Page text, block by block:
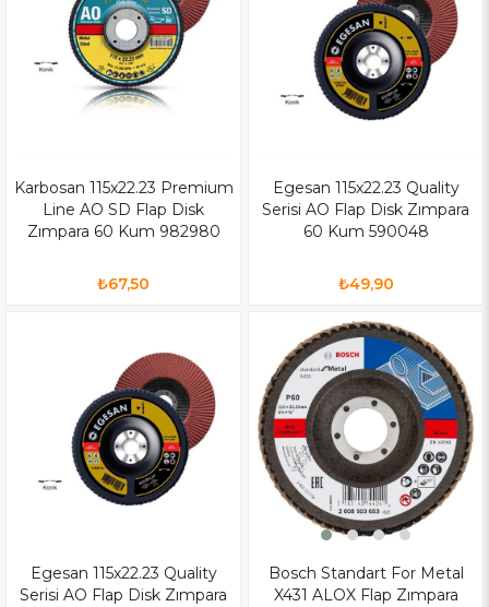
Karbosan 115x22.23 Premium
Line AO SD Flap Disk
Zımpara 60 Kum 982980
₺67,50
Egesan 115x22.23 Quality
Serisi AO Flap Disk Zımpara
60 Kum 590048
₺49,90
Egesan 115x22.23 Quality
Serisi AO Flap Disk Zımpara
Bosch Standart For Metal
X431 ALOX Flap Zımpara